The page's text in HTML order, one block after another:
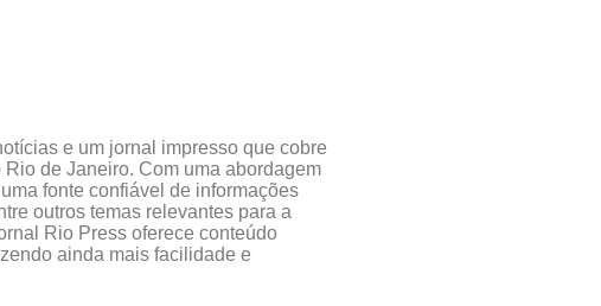
e um jornal impresso que cobre
de Janeiro. Com uma abordagem
fonte confiável de informações
outros temas relevantes para a
Rio Press oferece conteúdo
ainda mais facilidade e